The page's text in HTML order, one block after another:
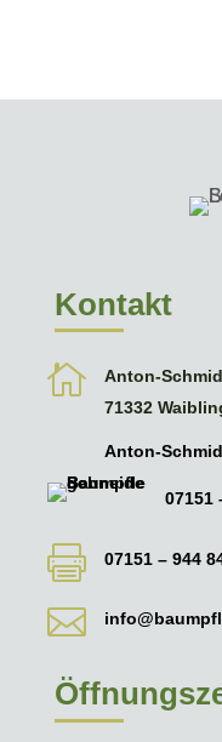
Kontakt

Anton-
71332
Anton-
07151
 07151 – 944
